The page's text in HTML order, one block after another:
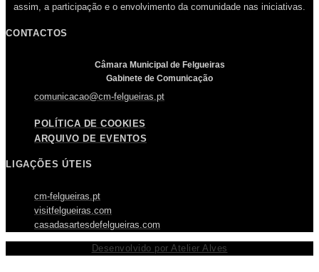
assim, a participação e o envolvimento da comunidade nas iniciativas.
CONTACTOS
Câmara Municipal de Felgueiras
Gabinete de Comunicação
comunicacao@cm-felgueiras.pt
POLÍTICA DE COOKIES
ARQUIVO DE EVENTOS
LIGAÇÕES ÚTEIS
cm-felgueiras.pt
visitfelgueiras.com
casadasartesdefelgueiras.com
Desenvolvido por Atelier Alves